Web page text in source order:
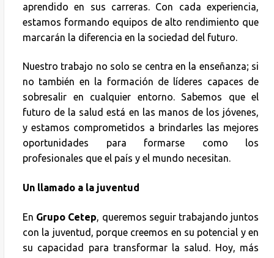
aprendido en sus carreras. Con cada experiencia,
estamos formando equipos de alto rendimiento que
marcarán la diferencia en la sociedad del futuro.
Nuestro trabajo no solo se centra en la enseñanza; si
no también en la formación de líderes capaces de
sobresalir en cualquier entorno. Sabemos que el
futuro de la salud está en las manos de los jóvenes,
y estamos comprometidos a brindarles las mejores
oportunidades para formarse como los
profesionales que el país y el mundo necesitan.
Un llamado a la juventud
En Grupo Cetep , queremos seguir trabajando juntos
con la juventud, porque creemos en su potencial y en
su capacidad para transformar la salud. Hoy, más